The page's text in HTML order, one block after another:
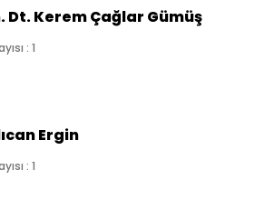
Dt. Kerem Çağlar Gümüş
: 1
Ergin
: 1